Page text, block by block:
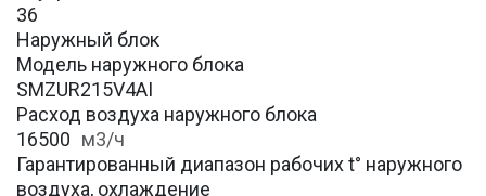
36
Наружный блок
Модель наружного блока
SMZUR215V4AI
Расход воздуха наружного блока
16500 м3/ч
Гарантированный диапазон рабочих t° наружного
воздуха, охлаждение